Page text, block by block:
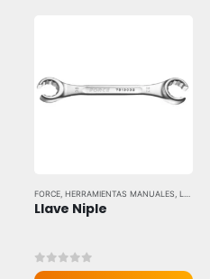
FORCE, HERRAMIENTAS MANUALES LLAVES Y DADOS
Llave Niple
0out of 5